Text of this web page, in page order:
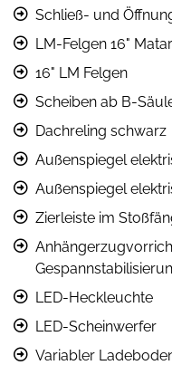
Schließ- und
LM-Felgen 16"
16" LM Felgen
Scheiben ab B-
Dachreling schwarz
Außenspiegel
Außenspiegel
Zierleiste im
LED-Heckleuchte
LED-Scheinwerfer
Variabler